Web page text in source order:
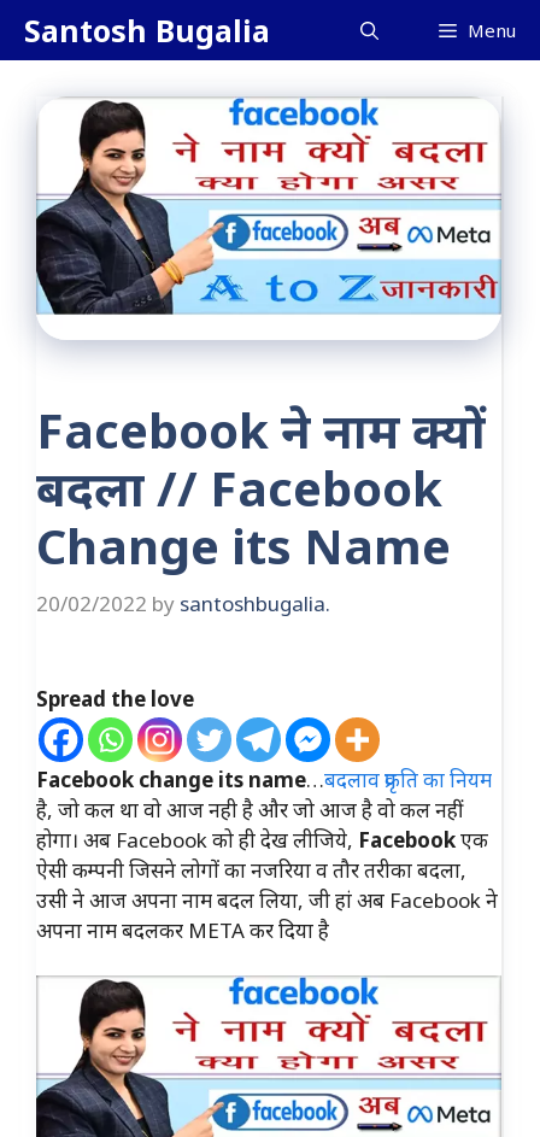
SkipSantosh Bugalia Menu
Facebook ने नाम क्यों
बदला // Facebook
Change its Name
20/02/2022 by santoshbugalia.
Spread the love
Facebook change its name…बदलाव प्रकृति का नियम
है, जो कल था वो आज नही है और जो आज है वो कल नहीं
होगा। अब Facebook को ही देख लीजिये, Facebookएक
ऐसी कम्पनी जिसने लोगों का नजरिया व तौर तरीका बदला,
उसी ने आज अपना नाम बदल लिया, जी हां अब Facebook ने
अपना नाम बदलकर META कर दिया है